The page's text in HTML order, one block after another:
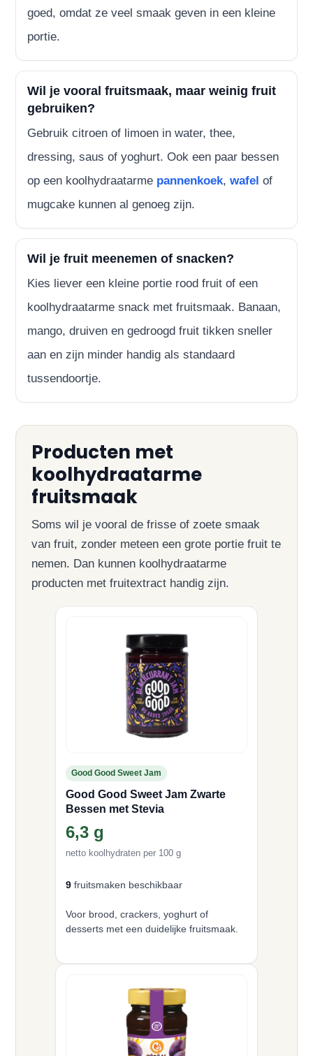
goed, omdat ze veel smaak geven in een kleine
portie.
Wil je vooral fruitsmaak, maar weinig fruit
gebruiken?
Gebruik citroen of limoen in water, thee,
dressing, saus of yoghurt. Ook een paar bessen
op een koolhydraatarme pannenkoek,wafel of
mugcake kunnen al genoeg zijn.
Wil je fruit meenemen of snacken?
Kies liever een kleine portie rood fruit of een
koolhydraatarme snack met fruitsmaak. Banaan,
mango, druiven en gedroogd fruit tikken sneller
aan en zijn minder handig als standaard
tussendoortje.
Producten met
koolhydraatarme
fruitsmaak
Soms wil je vooral de frisse of zoete smaak
van fruit, zonder meteen een grote portie fruit te
nemen. Dan kunnen koolhydraatarme
producten met fruitextract handig zijn.
Good Good Sweet Jam
Good Good Sweet Jam Zwarte
Bessen met Stevia
6,3 g
netto koolhydraten per 100 g
9 fruitsmaken beschikbaar
Voor brood, crackers, yoghurt of
desserts met een duidelijke fruitsmaak.